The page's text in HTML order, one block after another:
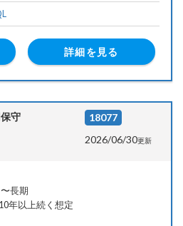
詳細を見る
守
18077
2026/06/30更新
長期
以上続く想定